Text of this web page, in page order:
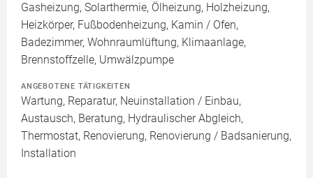
Gasheizung, Solarthermie, Ölheizung, Holzheizung,
Heizkörper, Fußbodenheizung, Kamin / Ofen,
Badezimmer, Wohnraumlüftung, Klimaanlage,
Brennstoffzelle, Umwälzpumpe
ANGEBOTENE TÄTIGKEITEN
Wartung, Reparatur, Neuinstallation / Einbau,
Austausch, Beratung, Hydraulischer Abgleich,
Thermostat, Renovierung, Renovierung / Badsanierung,
Installation